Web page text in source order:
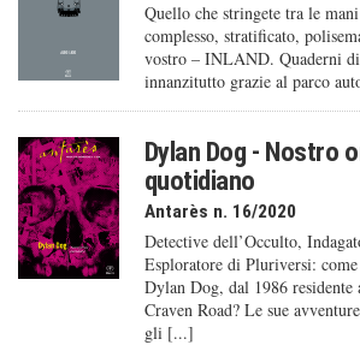
Quello che stringete tra le
complesso, stratificato,
vostro – INLAND. Quaderni
innanzitutto grazie al parco
Dylan Dog - Nostro
quotidiano
Antarès n. 16/2020
Detective dell’Occulto,
Esploratore di Pluriversi:
Dylan Dog, dal 1986 residente
Craven Road? Le sue
gli [...]